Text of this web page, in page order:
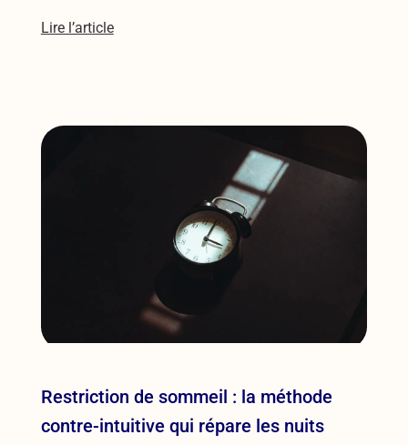
Lire l’article
Restriction de sommeil : la méthode
contre-intuitive qui répare les nuits